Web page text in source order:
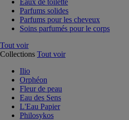
Eaux de toilette
Parfums solides
Parfums pour les cheveux
Soins parfumés pour le corps
Tout voir
Collections Tout voir
Ilio
Orphéon
Fleur de peau
Eau des Sens
L'Eau Papier
Philosykos